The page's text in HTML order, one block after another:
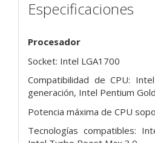
Especificaciones
Procesador
Socket: Intel LGA1700
Compatibilidad de CPU:
generación, Intel Pentium
Potencia máxima de CPU
Tecnologías compatibles: